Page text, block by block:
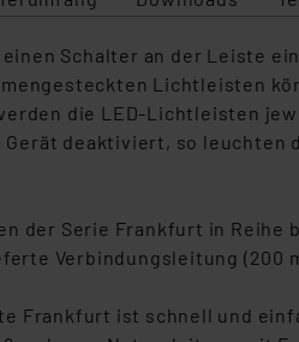
Schalter an der Leiste
Lichtleisten
die LED-Lichtleisten
deaktiviert, so
der Serie Frankfurt in
Verbindungsleitung (200
Frankfurt ist schnell und